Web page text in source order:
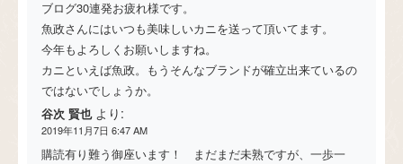
ブログ30連発お疲れ様です。
魚政さんにはいつも美味しいカニを送って頂いてます。
今年もよろしくお願いしますね。
カニといえば魚政。もうそんなブランドが確立出来ているの
ではないでしょうか。
谷次 賢也 より:
2019年11月7日 6:47 AM
購読有り難う御座います！ まだまだ未熟ですが、一歩一